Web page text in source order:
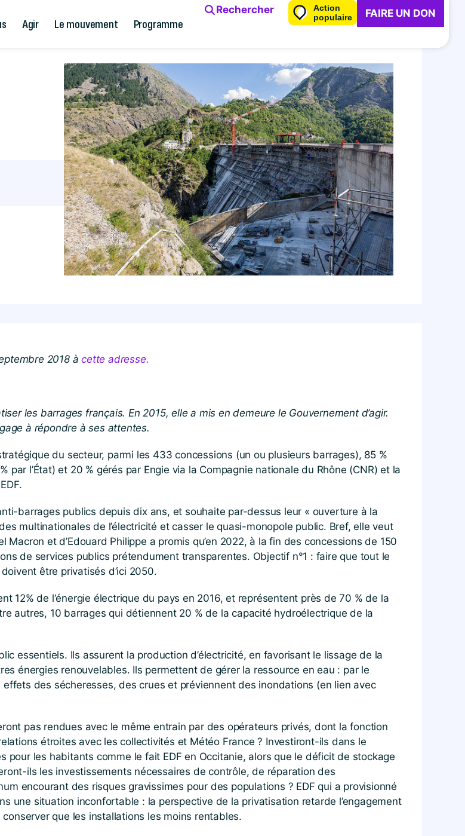
Agir Le mouvement Programme
Rechercher
Action
populaire
FAIRE UN DON
2018 àcette adresse.
les barrages français. En 2015, elle a mis en demeure le Gouvernement d’agir.
à répondre à ses attentes.
du secteur, parmi les 433 concessions (un ou plusieurs barrages), 85 %
l’État) et 20 % gérés par Engie via la Compagnie nationale du Rhône (CNR) et la
barrages publics depuis dix ans, et souhaite par-dessus leur « ouverture à la
multinationales de l’électricité et casser le quasi-monopole public. Bref, elle veut
et d’Edouard Philippe a promis qu’en 2022, à la fin des concessions de 150
de services publics prétendument transparentes. Objectif n°1 : faire que tout le
être privatisés d’ici 2050.
12% de l‘énergie électrique du pays en 2016, et représentent près de 70 % de la
autres, 10 barrages qui détiennent 20 % de la capacité hydroélectrique de la
essentiels. Ils assurent la production d’électricité, en favorisant le lissage de la
énergies renouvelables. Ils permettent de gérer la ressource en eau : par le
des sécheresses, des crues et préviennent des inondations (en lien avec
pas rendues avec le même entrain par des opérateurs privés, dont la fonction
étroites avec les collectivités et Météo France ? Investiront-ils dans le
pour les habitants comme le fait EDF en Occitanie, alors que le déficit de stockage
ils les investissements nécessaires de contrôle, de réparation des
encourant des risques gravissimes pour des populations ? EDF qui a provisionné
une situation inconfortable : la perspective de la privatisation retarde l’engagement
que les installations les moins rentables.